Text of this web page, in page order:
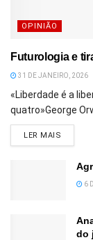
OPINIÃO
Futurologia e
31 DE JANEIRO, 2026
«Liberdade é a
quatro»George
LER MAIS
6
do